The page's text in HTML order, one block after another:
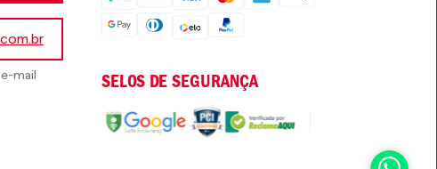
mail SELOS DE SEGURANÇA